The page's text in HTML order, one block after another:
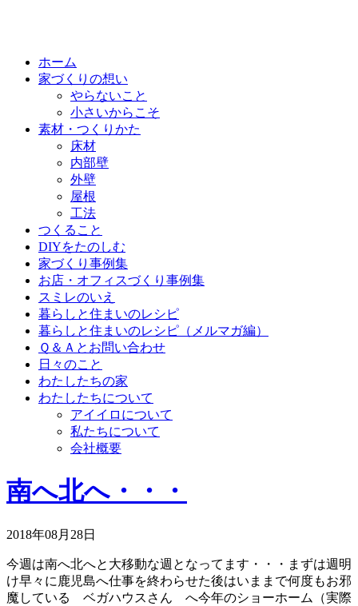
ホーム
家づくりの想い
やらないこと
小さいからこそ
素材・つくりかた
床材
内部壁
外壁
屋根
工法
つくること
DIYをたのしむ
家づくり事例集
お店・オフィスづくり事例集
スミレのいえ
暮らしと住まいのレシピ
暮らしと住まいのレシピ（メルマガ編）
Ｑ＆Ａとお問い合わせ
日々のこと
わたしたちの家
わたしたちについて
アイイロについて
私たちについて
会社概要
南へ北へ・・・
2018年08月28日
今週は南へ北へと大移動な週となってます・・・まずは週明
け早々に鹿児島へ仕事を終わらせた後はいままで何度もお邪
魔している ベガハウスさん へ今年のショーホーム（実際